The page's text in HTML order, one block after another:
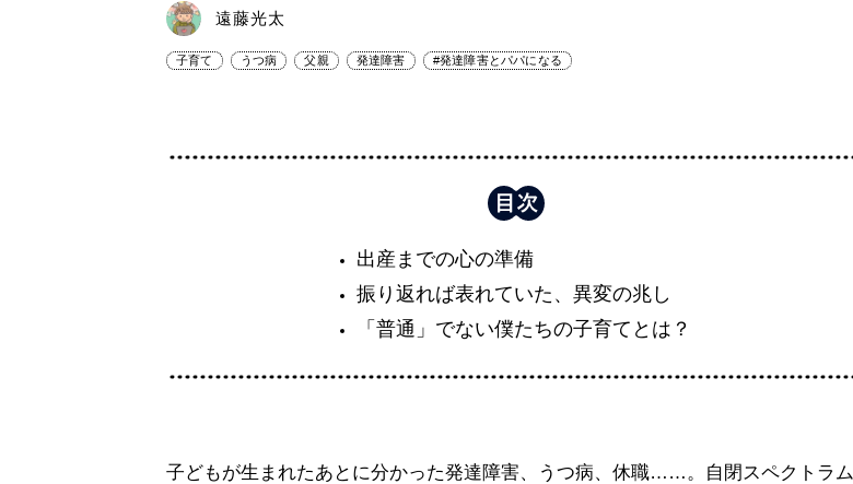
遠藤光太
子育て うつ病 父親 発達障害 #発達障害とパパになる
出産までの心の準備
振り返れば表れていた、異変の兆し
「普通」でない僕たちの子育てとは？
子どもが生まれたあとに分かった発達障害、うつ病、休職……。自閉スペクトラム